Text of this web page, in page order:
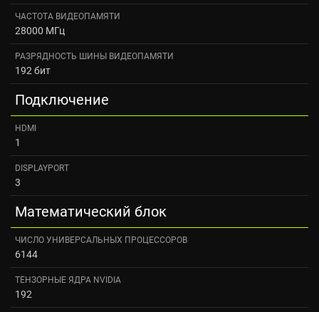
ЧАСТОТА ВИДЕОПАМЯТИ
28000 МГц
РАЗРЯДНОСТЬ ШИНЫ ВИДЕОПАМЯТИ
192 бит
Подключение
HDMI
1
DISPLAYPORT
3
Математический блок
ЧИСЛО УНИВЕРСАЛЬНЫХ ПРОЦЕССОРОВ
6144
ТЕНЗОРНЫЕ ЯДРА NVIDIA
192